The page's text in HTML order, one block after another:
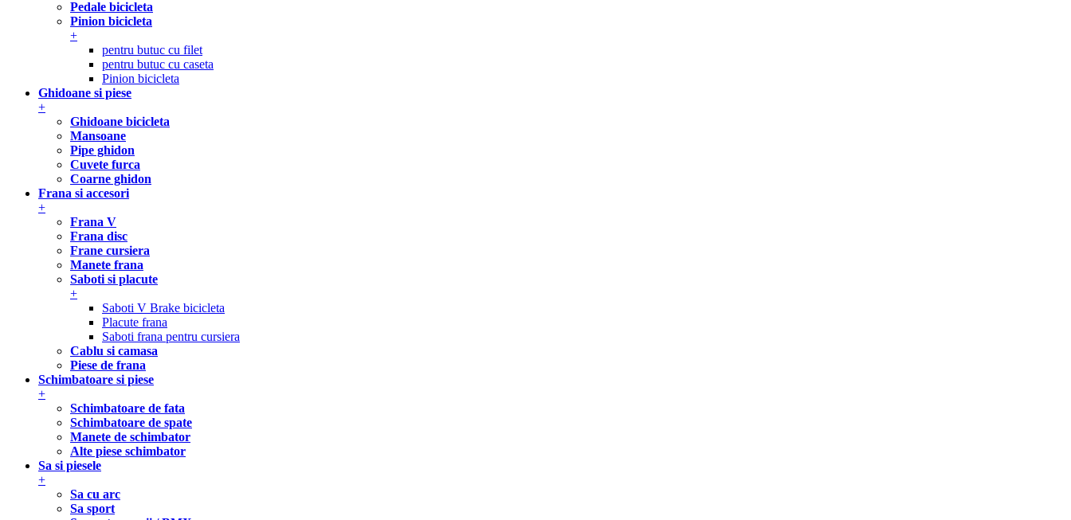
Pedale bicicleta
Pinion bicicleta
+
pentru butuc cu filet
pentru butuc cu caseta
Pinion bicicleta
Ghidoane si piese
+
Ghidoane bicicleta
Mansoane
Pipe ghidon
Cuvete furca
Coarne ghidon
Frana si accesori
+
Frana V
Frana disc
Frane cursiera
Manete frana
Saboti si placute
+
Saboti V Brake bicicleta
Placute frana
Saboti frana pentru cursiera
Cablu si camasa
Piese de frana
Schimbatoare si piese
+
Schimbatoare de fata
Schimbatoare de spate
Manete de schimbator
Alte piese schimbator
Sa si piesele
+
Sa cu arc
Sa sport